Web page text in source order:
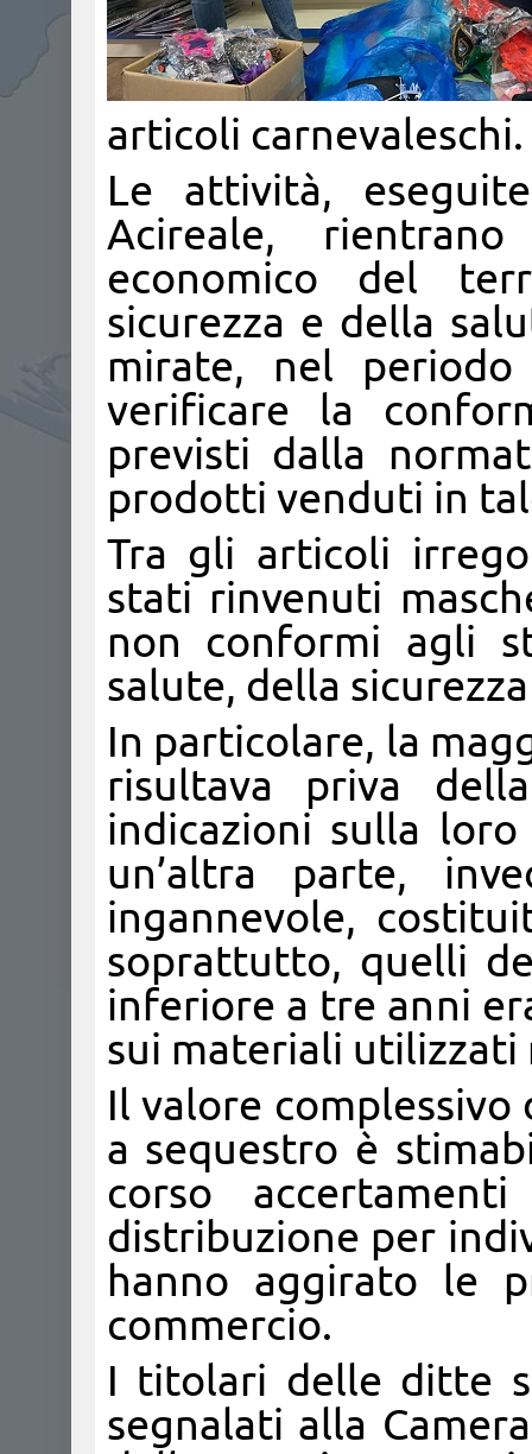
articoli carnevaleschi.
Le attività,
Acireale,
economico del
sicurezza e della
mirate, nel periodo
verificare la
previsti dalla
prodotti venduti in
Tra gli articoli
stati rinvenuti
non conformi agli
salute, della
In particolare, la
risultava priva
indicazioni sulla
un’altra parte,
ingannevole,
soprattutto, quelli
inferiore a tre anni
sui materiali utilizzati
Il valore
a sequestro è
corso
distribuzione per
hanno aggirato le
commercio.
I titolari delle ditte
segnalati alla